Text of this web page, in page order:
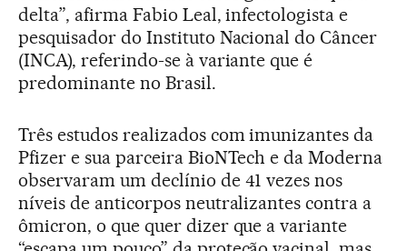
delta”, afirma Fabio Leal, infectologista e
pesquisador do Instituto Nacional do Câncer
(INCA), referindo-se à variante que é
predominante no Brasil.
Três estudos realizados com imunizantes da
Pfizer e sua parceira BioNTech e da Moderna
observaram um declínio de 41 vezes nos
níveis de anticorpos neutralizantes contra a
ômicron, o que quer dizer que a variante